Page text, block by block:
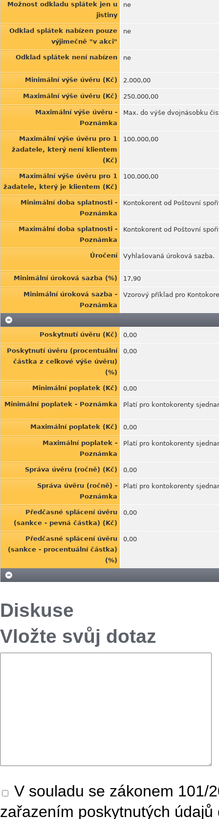
Možnost odkladu splátek jen u
jistiny
ne
Odklad splátek nabízen pouze
výjimečně "v akci"
ne
Odklad splátek není nabízen ne
Minimální výše úvěru (Kč) 2.000,00
Maximální výše úvěru (Kč) 250.000,00
Maximální výše úvěru -
Poznámka
Max. do výše dvojnásobku
Maximální výše úvěru pro 1
žadatele, který není klientem
(Kč)
100.000,00
Maximální výše úvěru pro 1
žadatele, který je klientem (Kč)
100.000,00
Minimální doba splatnosti -
Poznámka
Kontokorent od Poštovní
Maximální doba splatnosti -
Poznámka
Kontokorent od Poštovní
Úročení Vyhlašovaná úroková sazba.
Minimální úroková sazba (%) 17,90
Minimální úroková sazba -
Poznámka
Vzorový příklad pro
Poskytnutí úvěru (Kč) 0,00
Poskytnutí úvěru (procentuální
částka z celkové výše úvěru)
(%)
0,00
Minimální poplatek (Kč) 0,00
Minimální poplatek - Poznámka Platí pro kontokorenty
Maximální poplatek (Kč) 0,00
Maximální poplatek -
Poznámka
Platí pro kontokorenty
Správa úvěru (ročně) (Kč) 0,00
Správa úvěru (ročně) -
Poznámka
Platí pro kontokorenty
Předčasné splácení úvěru
(sankce - pevná částka) (Kč)
0,00
Předčasné splácení úvěru
(sankce - procentuální částka)
(%)
0,00
Diskuse
Vložte svůj dotaz
V souladu se zákonem 101/
zařazením poskytnutých